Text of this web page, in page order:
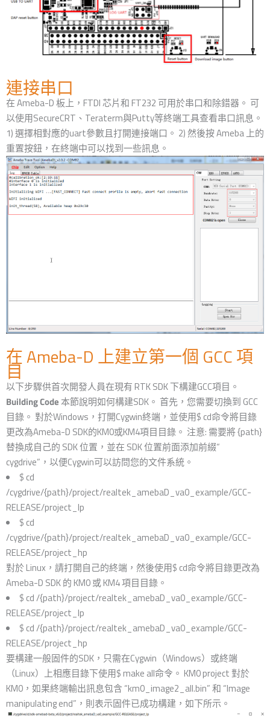
連接串口
在 Ameba-D 板上，FTDI 芯片和 FT232 可用於串口和除錯器。 可
以使用SecureCRT、Teraterm與Putty等終端工具查看串口訊息。
1) 選擇相對應的uart參數且打開連接端口。 2) 然後按 Ameba 上的
重置按鈕，在終端中可以找到一些訊息。
在 Ameba-D 上建立第一個 GCC 項
目
以下步驟供首次開發人員在現有 RTK SDK 下構建GCC項目。
Building Code本節說明如何構建SDK。 首先，您需要切換到 GCC
目錄。 對於Windows，打開Cygwin終端，並使用$ cd命令將目錄
更改為Ameba-D SDK的KM0或KM4項目目錄。 注意: 需要將 {path}
替換成自己的 SDK 位置，並在 SDK 位置前面添加前綴“
cygdrive”，以便Cygwin可以訪問您的文件系統。
$ cd
/cygdrive/{path}/project/realtek_amebaD_va0_example/GCC-
RELEASE/project_lp
$ cd
/cygdrive/{path}/project/realtek_amebaD_va0_example/GCC-
RELEASE/project_hp
對於 Linux，請打開自己的終端，然後使用$ cd命令將目錄更改為
Ameba-D SDK 的 KM0 或 KM4 項目目錄。
$ cd /{path}/project/realtek_amebaD_va0_example/GCC-
RELEASE/project_lp
$ cd /{path}/project/realtek_amebaD_va0_example/GCC-
RELEASE/project_hp
要構建一般固件的SDK，只需在Cygwin（Windows）或終端
（Linux）上相應目錄下使用$ make all命令。 KM0 project 對於
KM0，如果終端輸出訊息包含 “km0_image2_all.bin” 和 “Image
manipulating end”，則表示固件已成功構建，如下所示。